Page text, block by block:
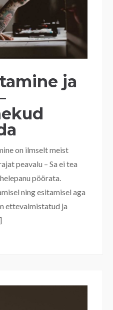
ja
on ilmselt meist
peavalu – Sa ei tea
pöörata.
ning esitamisel aga
ettevalmistatud ja